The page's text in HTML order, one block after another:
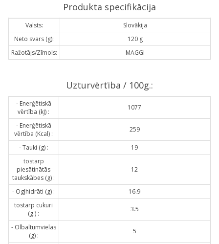
Produkta specifikācija
Valsts:
Slovākija
Neto svars (g):
120 g
Ražotājs/Zīmols:
MAGGI
Uzturvērtība / 100g.:
- Enerģētiskā
vērtība (kJ) :
1077
- Enerģētiskā
vērtība (Kcal) :
259
- Tauki (g) :
19
tostarp
piesātinātās
taukskābes (g) :
12
- Ogļhidrāti (g) :
16.9
tostarp cukuri
(g.) :
3.5
- Olbaltumvielas
(g) :
5